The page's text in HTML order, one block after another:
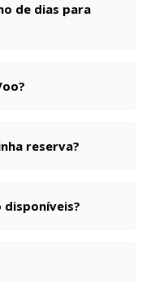
de dias para
reserva?
disponíveis?